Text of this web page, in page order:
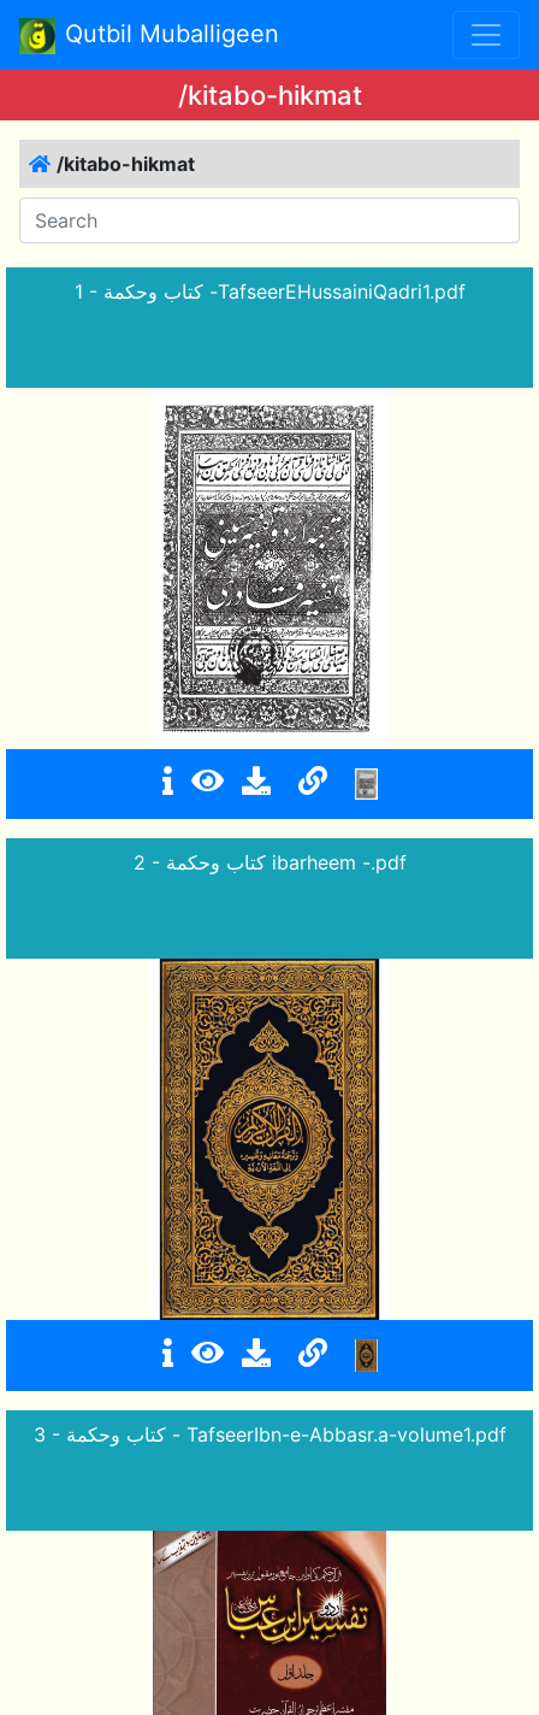
Qutbil Muballigeen
/kitabo-hikmat
/kitabo-hikmat
1 - كتاب وحكمة -TafseerEHussainiQadri1.pdf
2 - كتاب وحكمة ibarheem -.pdf
3 - كتاب وحكمة - TafseerIbn-e-Abbasr.a-volume1.pdf